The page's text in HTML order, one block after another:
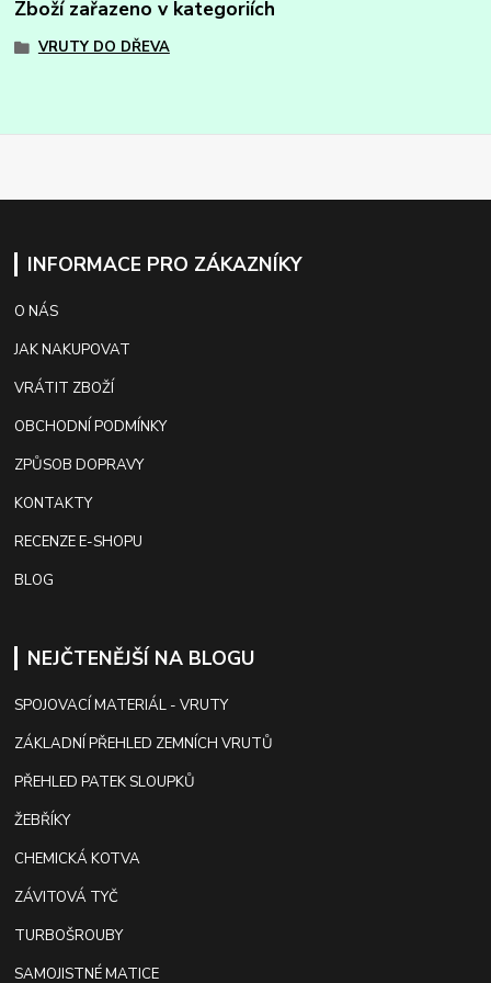
Zboží zařazeno v kategoriích
VRUTY DO DŘEVA
INFORMACE PRO ZÁKAZNÍKY
O NÁS
JAK NAKUPOVAT
VRÁTIT ZBOŽÍ
OBCHODNÍ PODMÍNKY
ZPŮSOB DOPRAVY
KONTAKTY
RECENZE E-SHOPU
BLOG
NEJČTENĚJŠÍ NA BLOGU
SPOJOVACÍ MATERIÁL - VRUTY
ZÁKLADNÍ PŘEHLED ZEMNÍCH VRUTŮ
PŘEHLED PATEK SLOUPKŮ
ŽEBŘÍKY
CHEMICKÁ KOTVA
ZÁVITOVÁ TYČ
TURBOŠROUBY
SAMOJISTNÉ MATICE